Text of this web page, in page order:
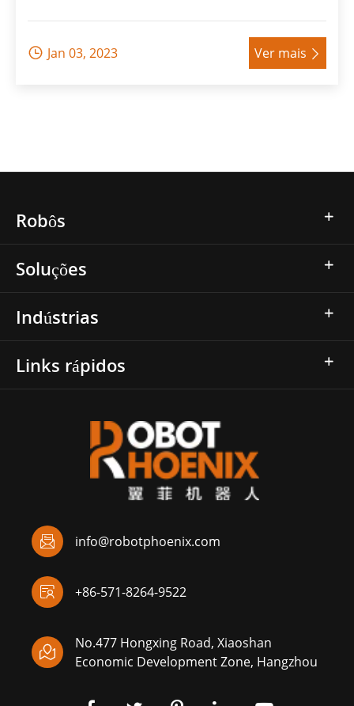
 Jan 03, 2023 Ver mais 
Robôs
Soluções
Indústrias
Links rápidos
info@robotphoenix.com

+86-571-8264-9522


No.477 Hongxing Road, Xiaoshan
Economic Development Zone, Hangzhou